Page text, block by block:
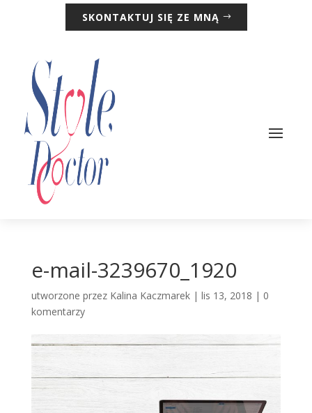
SKONTAKTUJ SIĘ ZE MNĄ
e-mail-3239670_1920
utworzone przez Kalina Kaczmarek| lis 13, 2018 | 0
komentarzy